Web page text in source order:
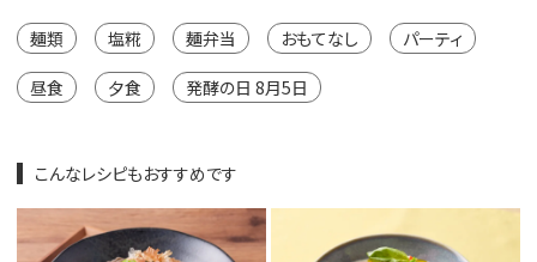
麺類 塩糀 麺弁当 おもてなし パーティ
昼食 夕食 発酵の日 8月5日
こんなレシピもおすすめです